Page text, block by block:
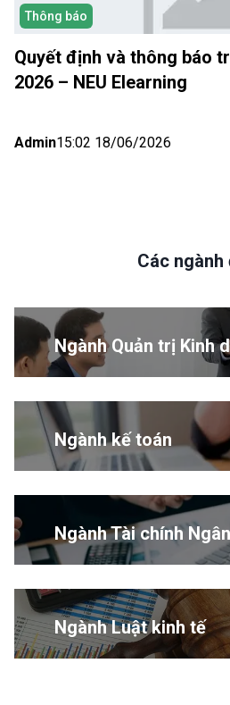
Thông báo
Quyết định và thông báo
2026 – NEU Elearning
Admin15:02 18/06/2026
Các
Ngành Quản trị Kinh
Ngành kế toán
Ngành Tài chính
Ngành Luật kinh tế